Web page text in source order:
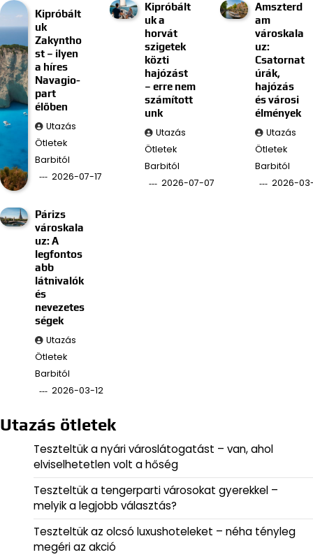
Kipróbált
uk
Zakyntho
st – ilyen
a híres
Navagio-
part
élőben
Utazás
Ötletek
Barbitól
2026-07-17
Kipróbált
uk a
horvát
szigetek
közti
hajózást
– erre nem
számított
unk
Utazás
Ötletek
Barbitól
2026-07-07
Amszterd
am
városkala
uz:
Csatornat
úrák,
hajózás
és városi
élmények
Utazás
Ötletek
Barbitól
2026-
Párizs
városkala
uz: A
legfontos
abb
látnivalók
és
nevezetes
ségek
Utazás
Ötletek
Barbitól
2026-03-12
Utazás ötletek
Teszteltük a nyári városlátogatást – van, ahol
elviselhetetlen volt a hőség
Teszteltük a tengerparti városokat gyerekkel –
melyik a legjobb választás?
Teszteltük az olcsó luxushoteleket – néha tényleg
megéri az akció